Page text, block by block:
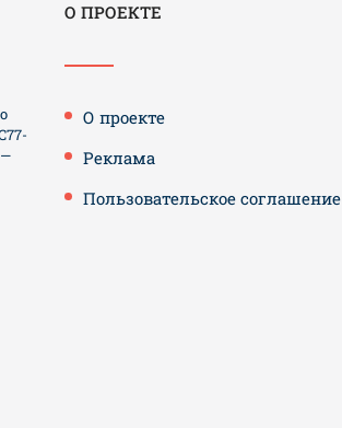
О ПРОЕКТЕ
О проекте
Реклама
Пользовательское соглашение